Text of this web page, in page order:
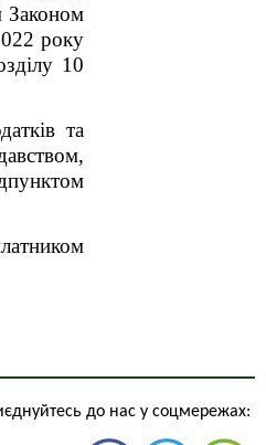
Законом
року
10
та
до нас у соцмережах: